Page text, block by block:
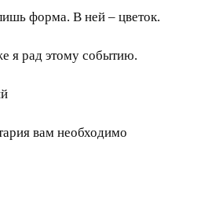
форма. В ней – цветок.
я рад этому событию.
вам необходимо